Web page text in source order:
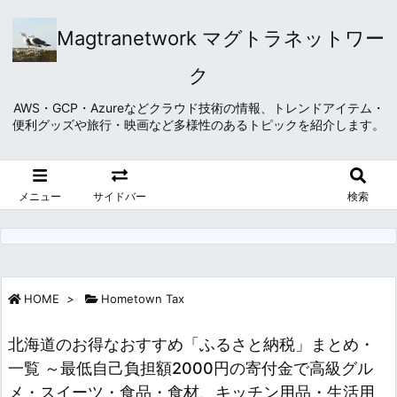
Magtranetwork マグトラネットワー
ク
AWS・GCP・Azureなどクラウド技術の情報、トレンドアイテム・
便利グッズや旅行・映画など多様性のあるトピックを紹介します。
メニュー サイドバー 検索
HOME > Hometown Tax
北海道のお得なおすすめ「ふるさと納税」まとめ・
一覧 ～最低自己負担額2000円の寄付金で高級グル
メ・スイーツ・食品・食材、キッチン用品・生活用